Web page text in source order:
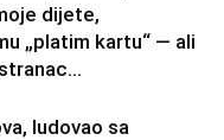
dijete,
„platim kartu“ — ali
ludovao sa